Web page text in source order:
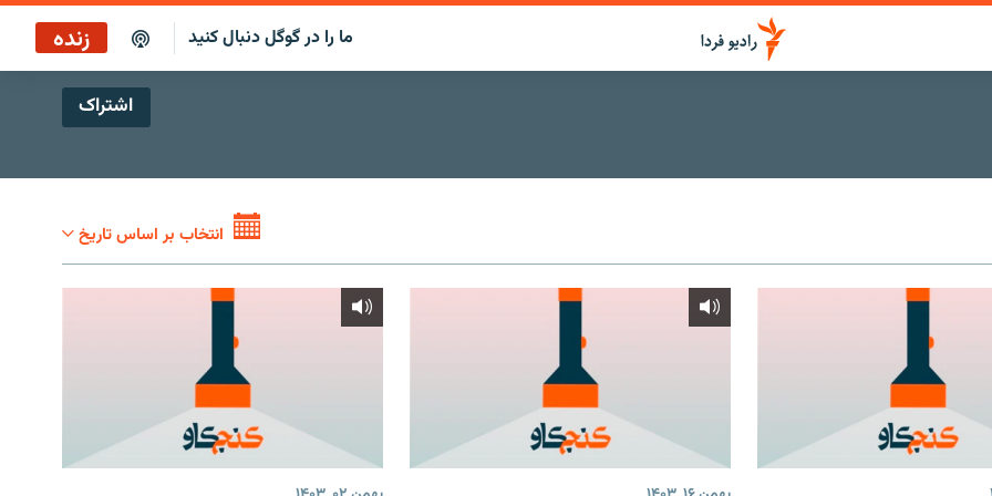
ما را در گوگل دنبال کنید زنده
پاراگراف اول
پاراگراف اول
پخش ماهواره‌ای
اشتراک
Apple Podcasts
انتخاب بر اساس تاریخ